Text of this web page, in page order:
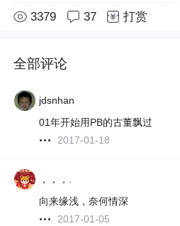
3379 37 打赏
全部评论
jdsnhan
01年开始用PB的古董飘过
2017-01-18
，，，.
向来缘浅，奈何情深
2017-01-05